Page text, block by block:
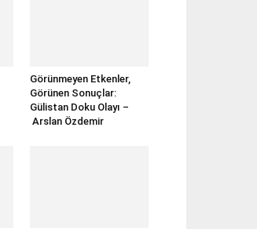
Görünmeyen Etkenler,
Görünen Sonuçlar:
Gülistan Doku Olayı –
Arslan Özdemir